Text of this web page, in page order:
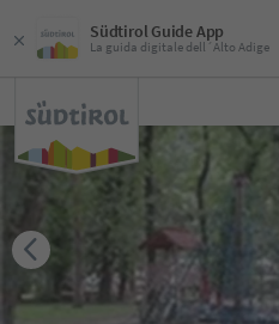
Südtirol Guide App
La guida digitale dell´Alto Adige